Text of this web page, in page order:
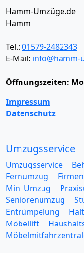
Hamm-Umzüge.de
Hamm
Tel.: 01579-2482343
E-Mail: info@hamm-
Öffnungszeiten:
Impressum
Datenschutz
Umzugsservice
Umzugsservice
Fernumzug
Mini Umzug
Seniorenumzug
Entrümpelung
Möbellift